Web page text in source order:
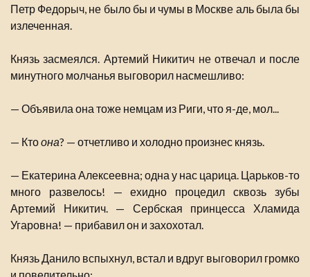
Петр Федорыч, не было бы и чумы в Москве аль была бы
излеченная.
Князь засмеялся. Артемий Никитич не отвечал и после
минутного молчанья выговорил насмешливо:
— Объявила она тоже немцам из Риги, что я-де, мол...
— Ктоона? — отчетливо и холодно произнес князь.
— Екатерина Алексеевна; одна у нас царица. Царьков-то
много развелось! — ехидно процедил сквозь зубы
Артемий Никитич. — Сербская принцесса Хламида
Угаровна! — прибавил он и захохотал.
Князь Данило вспыхнул, встал и вдруг выговорил громко